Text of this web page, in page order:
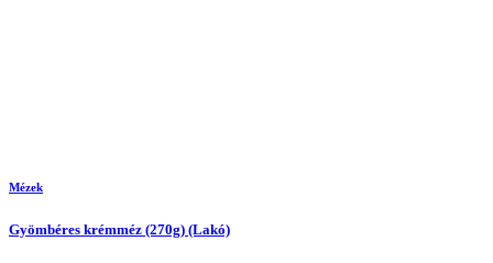
Mézek
Gyömbéres krémméz (270g) (Lakó)